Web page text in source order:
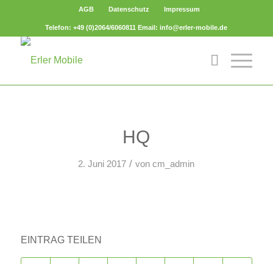
AGB Datenschutz Impressum
Telefon: +49 (0)2064/6060811 Email: info@erler-mobile.de
HQ
2. Juni 2017 / voncm_admin
EINTRAG TEILEN